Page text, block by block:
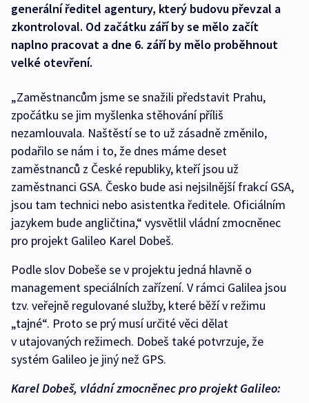
generální ředitel agentury, který budovu převzal a
zkontroloval. Od začátku září by se mělo začít
naplno pracovat a dne 6. září by mělo proběhnout
velké otevření.
„Zaměstnancům jsme se snažili představit Prahu,
zpočátku se jim myšlenka stěhování příliš
nezamlouvala. Naštěstí se to už zásadně změnilo,
podařilo se nám i to, že dnes máme deset
zaměstnanců z České republiky, kteří jsou už
zaměstnanci GSA. Česko bude asi nejsilnější frakcí GSA,
jsou tam technici nebo asistentka ředitele. Oficiálním
jazykem bude angličtina,“ vysvětlil vládní zmocněnec
pro projekt Galileo Karel Dobeš.
Podle slov Dobeše se v projektu jedná hlavně o
management speciálních zařízení. V rámci Galilea jsou
tzv. veřejně regulované služby, které běží v režimu
„tajné“. Proto se prý musí určité věci dělat
v utajovaných režimech. Dobeš také potvrzuje, že
systém Galileo je jiný než GPS.
Karel Dobeš, vládní zmocněnec pro projekt Galileo: